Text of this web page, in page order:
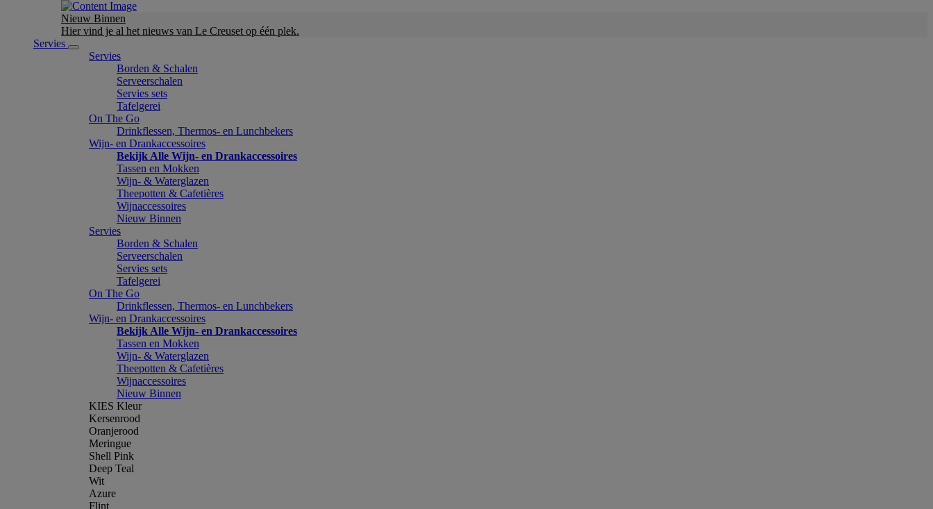
Nieuw Binnen
Hier vind je al het nieuws van Le Creuset op één plek.
Servies
Servies
Borden & Schalen
Serveerschalen
Servies sets
Tafelgerei
On The Go
Drinkflessen, Thermos- en Lunchbekers
Wijn- en Drankaccessoires
Bekijk Alle Wijn- en Drankaccessoires
Tassen en Mokken
Wijn- & Waterglazen
Theepotten & Cafetières
Wijnaccessoires
Nieuw Binnen
Servies
Borden & Schalen
Serveerschalen
Servies sets
Tafelgerei
On The Go
Drinkflessen, Thermos- en Lunchbekers
Wijn- en Drankaccessoires
Bekijk Alle Wijn- en Drankaccessoires
Tassen en Mokken
Wijn- & Waterglazen
Theepotten & Cafetières
Wijnaccessoires
Nieuw Binnen
KIES Kleur
Kersenrood
Oranjerood
Meringue
Shell Pink
Deep Teal
Wit
Azure
Flint